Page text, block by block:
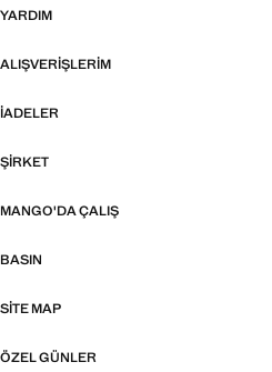
YARDIM
ALIŞVERIŞLERIM
İADELER
ŞIRKET
MANGO'DA ÇALIŞ
BASIN
SITE MAP
ÖZEL GÜNLER